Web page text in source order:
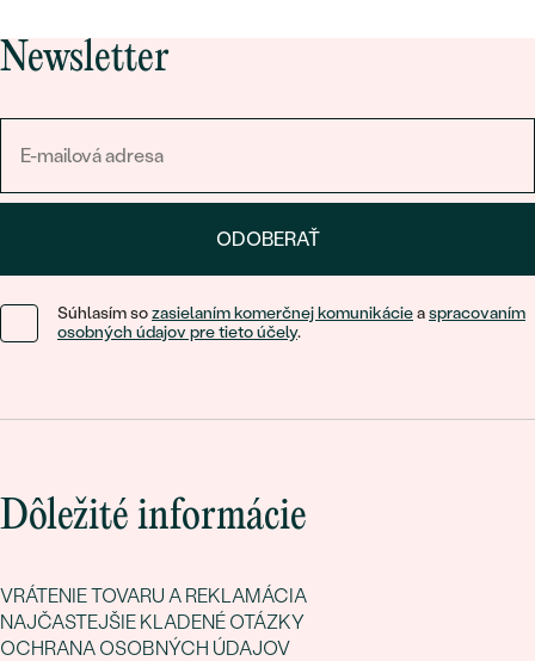
Newsletter
ODOBERAŤ
Súhlasím sozasielaním komerčnej komunikácieaspracovaním
osobných údajov pre tieto účely.
Dôležité informácie
VRÁTENIE TOVARU A REKLAMÁCIA
NAJČASTEJŠIE KLADENÉ OTÁZKY
OCHRANA OSOBNÝCH ÚDAJOV